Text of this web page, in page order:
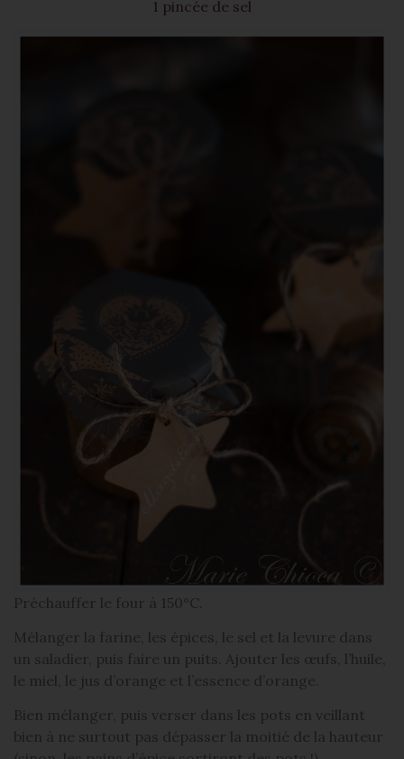
1 pincée de sel
Préchauffer le four à 150°C.
Mélanger la farine, les épices, le sel et la levure dans
un saladier, puis faire un puits. Ajouter les œufs, l’huile,
le miel, le jus d’orange et l’essence d’orange.
Bien mélanger, puis verser dans les pots en veillant
bien à ne surtout pas dépasser la moitié de la hauteur